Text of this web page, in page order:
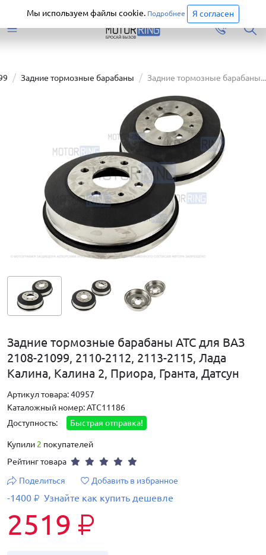
Перейти
Задние тормозные барабаны Задние тормозные барабаны...
Задние тормозные барабаны ATC для ВАЗ
2108-21099, 2110-2112, 2113-2115, Лада
Калина, Калина 2, Приора, Гранта, Датсун
Артикул товара: 40957
Каталожный номер: АТС11186
Доступность:
Быстрая отправка!
Купили 2 покупателей
Рейтинг товара
Поделиться
Добавить в избранное
-1400 ₽ Узнайте как купить дешевле
2519 ₽
Мы используем файлы cookie. Подробнее Я согласен